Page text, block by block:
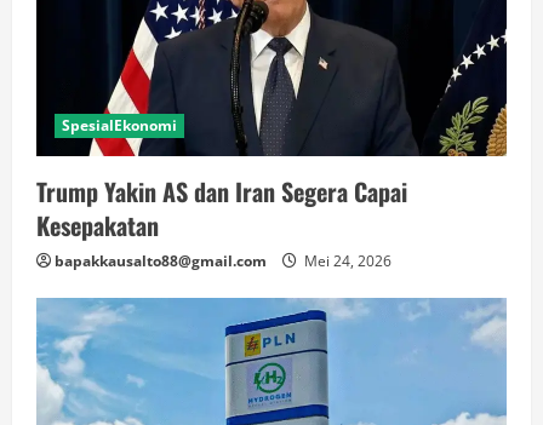
SpesialEkonomi
Trump Yakin AS dan Iran Segera Capai
Kesepakatan
bapakkausalto88@gmail.com Mei 24, 2026